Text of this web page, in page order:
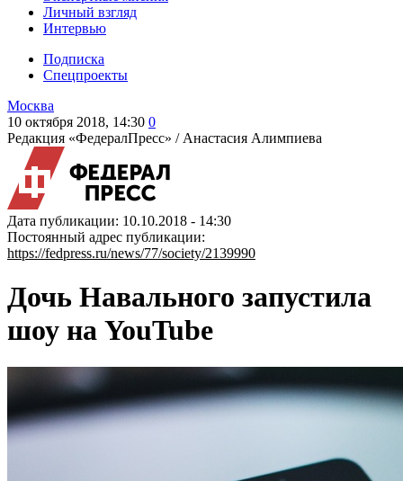
Личный взгляд
Интервью
Подписка
Спецпроекты
Москва
10 октября 2018, 14:30 0
Редакция «ФедералПресс» / Анастасия Алимпиева
Дата публикации: 10.10.2018 - 14:30
Постоянный адрес публикации:
https://fedpress.ru/news/77/society/2139990
Дочь Навального запустила
шоу на YouTube